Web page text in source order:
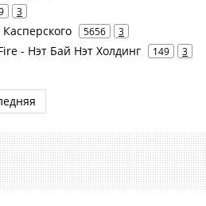
3
5656 3
- Нэт Бай Нэт Холдинг 149 3